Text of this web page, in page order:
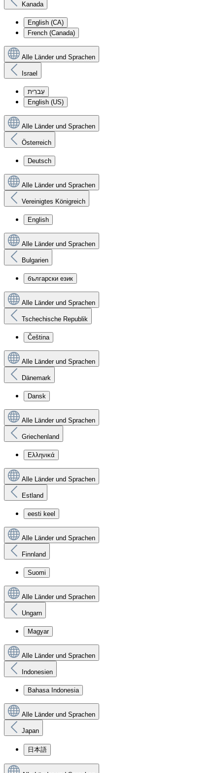
Kanada
English (CA)
French (Canada)
Alle Länder und Sprachen
Israel
עִברִית
English (US)
Alle Länder und Sprachen
Österreich
Deutsch
Alle Länder und Sprachen
Vereinigtes Königreich
English
Alle Länder und Sprachen
Bulgarien
български език
Alle Länder und Sprachen
Tschechische Republik
Čeština
Alle Länder und Sprachen
Dänemark
Dansk
Alle Länder und Sprachen
Griechenland
Ελληνικά
Alle Länder und Sprachen
Estland
eesti keel
Alle Länder und Sprachen
Finnland
Suomi
Alle Länder und Sprachen
Ungarn
Magyar
Alle Länder und Sprachen
Indonesien
Bahasa Indonesia
Alle Länder und Sprachen
Japan
日本語